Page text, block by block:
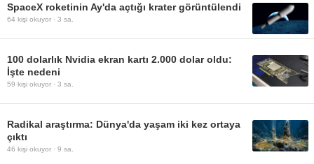
SpaceX roketinin Ay'da açtığı krater görüntülendi
64 kişi okuyor · 3 sa.
100 dolarlık Nvidia ekran kartı 2.000 dolar oldu:
İşte nedeni
59 kişi okuyor · 3 sa.
Radikal araştırma: Dünya'da yaşam iki kez ortaya
çıktı
46 kişi okuyor · 9 sa.